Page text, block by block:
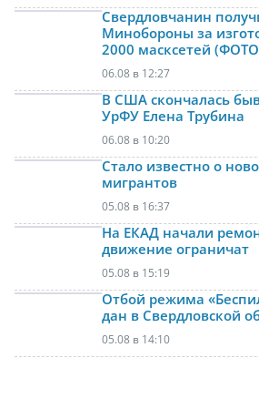
Свердловчанин
Минобороны за
2000 масксетей
06.08 в 12:27
В США скончалась
УрФУ Елена Трубина
06.08 в 10:20
Стало известно о
мигрантов
05.08 в 16:37
На ЕКАД начали
движение ограничат
05.08 в 15:19
Отбой режима
дан в Свердловской
05.08 в 14:10